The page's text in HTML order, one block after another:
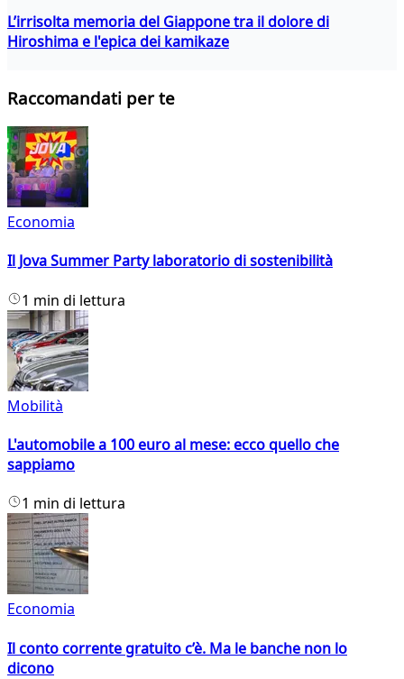
L’irrisolta memoria del Giappone tra il dolore di
Hiroshima e l'epica dei kamikaze
Raccomandati per te
Economia
Il Jova Summer Party laboratorio di sostenibilità
1 min di lettura
Mobilità
L'automobile a 100 euro al mese: ecco quello che
sappiamo
1 min di lettura
Economia
Il conto corrente gratuito c’è. Ma le banche non lo
dicono